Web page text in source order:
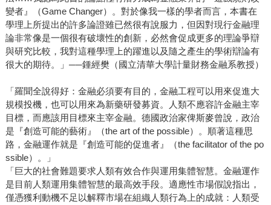
變者』（Game Changer）。對於像我一樣的學者而言，本書在
學理上所提出的許多論證雖已然很有說服力，但因對現行金融理
論非常像是一個很有破壞性的創新，必然會促成更多的理論爭辯
與研究比較，我對這種學理上的躍進以及隨之產生的學術辯論有
很大的期待。」──鍾經樊（國立清華大學計量財務金融系教授）
「羅聞全說得好：金融必須要有目的，金融工程可以用來促進大
規模投機，也可以用來為新藥研發募資。人類不應容許金融主宰
目標，而應該用目標來主宰金融。德國政治家俾斯麥曾說，政治
是『創造可能的藝術』（the art of the possible）。順著這種思
路，金融運作就是『創造可能的促進者』（the facilitator of the po
ssible）。」
「巨大的社會難題要求人類有效合作與運用集體智慧。金融運作
是目前人類運用集體智慧的最高效手段。適應性市場假說指出，
僅憑獲利動機不足以解釋市場在組織人類行為上的成就：人類受